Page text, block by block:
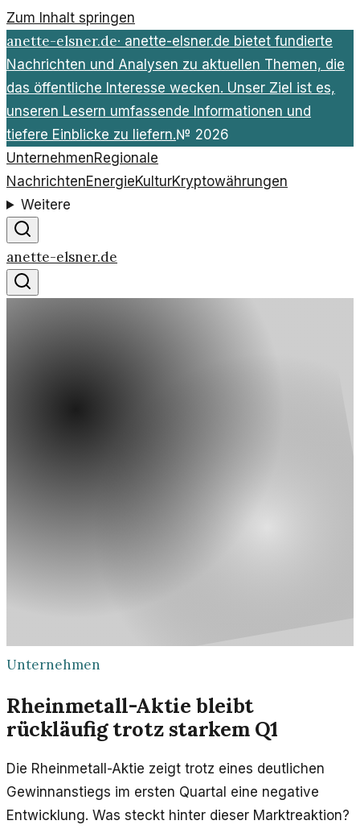
Zum Inhalt springen
anette-elsner.de· anette-elsner.de bietet fundierte
Nachrichten und Analysen zu aktuellen Themen, die
das öffentliche Interesse wecken. Unser Ziel ist es,
unseren Lesern umfassende Informationen und
tiefere Einblicke zu liefern.№ 2026
UnternehmenRegionale
NachrichtenEnergieKulturKryptowährungen
Weitere
anette-elsner.de
Unternehmen
Rheinmetall-Aktie bleibt
rückläufig trotz starkem Q1
Die Rheinmetall-Aktie zeigt trotz eines deutlichen
Gewinnanstiegs im ersten Quartal eine negative
Entwicklung. Was steckt hinter dieser Marktreaktion?